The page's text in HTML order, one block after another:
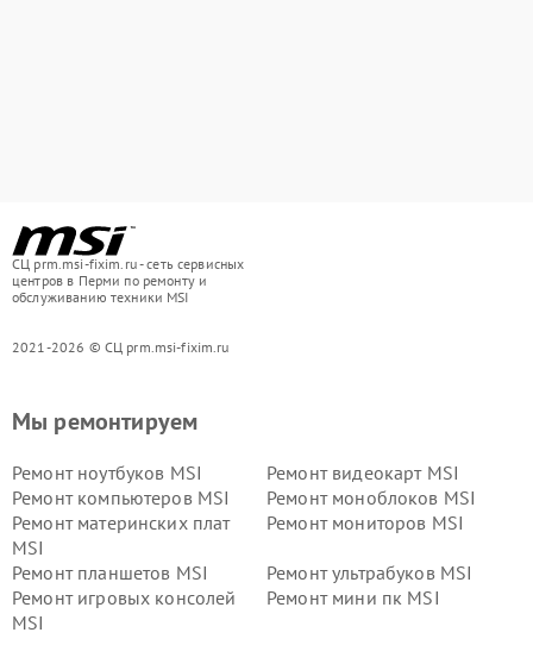
СЦ prm.msi-fixim.ru - сеть сервисных
центров в Перми по ремонту и
обслуживанию техники MSI
2021-2026 © СЦ prm.msi-fixim.ru
Мы ремонтируем
Ремонт ноутбуков MSI
Ремонт видеокарт MSI
Ремонт компьютеров MSI
Ремонт моноблоков MSI
Ремонт материнских плат
MSI
Ремонт мониторов MSI
Ремонт планшетов MSI
Ремонт ультрабуков MSI
Ремонт игровых консолей
MSI
Ремонт мини пк MSI